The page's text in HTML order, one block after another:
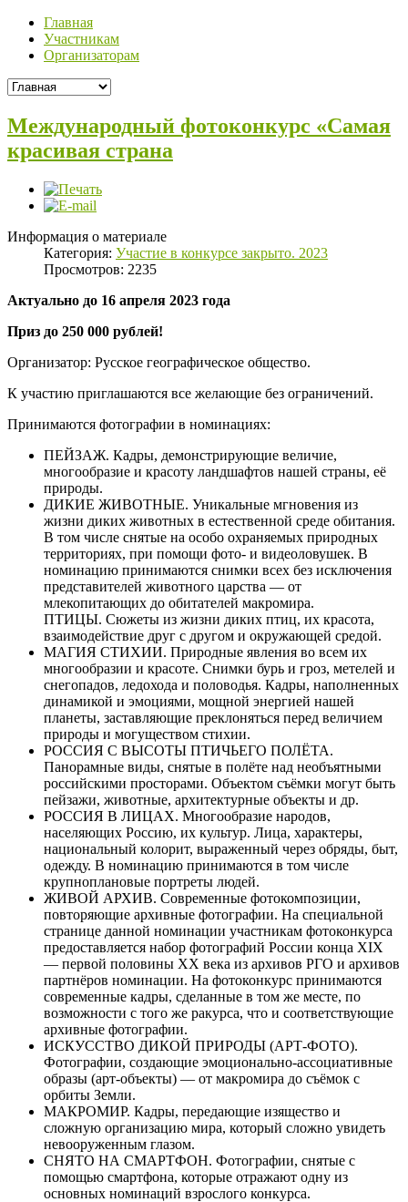
Главная
Участникам
Организаторам
Международный фотоконкурс «Самая
красивая страна
Информация о материале
Категория: Участие в конкурсе закрыто. 2023
Просмотров: 2235
Актуально до 16 апреля 2023 года
Приз до 250 000 рублей!
Организатор: Русское географическое общество.
К участию приглашаются все желающие без ограничений.
Принимаются фотографии в номинациях:
ПЕЙЗАЖ. Кадры, демонстрирующие величие,
многообразие и красоту ландшафтов нашей страны, её
природы.
ДИКИЕ ЖИВОТНЫЕ. Уникальные мгновения из
жизни диких животных в естественной среде обитания.
В том числе снятые на особо охраняемых природных
территориях, при помощи фото- и видеоловушек. В
номинацию принимаются снимки всех без исключения
представителей животного царства — от
млекопитающих до обитателей макромира.
ПТИЦЫ. Сюжеты из жизни диких птиц, их красота,
взаимодействие друг с другом и окружающей средой.
МАГИЯ СТИХИИ. Природные явления во всем их
многообразии и красоте. Снимки бурь и гроз, метелей и
снегопадов, ледохода и половодья. Кадры, наполненных
динамикой и эмоциями, мощной энергией нашей
планеты, заставляющие преклоняться перед величием
природы и могуществом стихии.
РОССИЯ С ВЫСОТЫ ПТИЧЬЕГО ПОЛЁТА.
Панорамные виды, снятые в полёте над необъятными
российскими просторами. Объектом съёмки могут быть
пейзажи, животные, архитектурные объекты и др.
РОССИЯ В ЛИЦАХ. Многообразие народов,
населяющих Россию, их культур. Лица, характеры,
национальный колорит, выраженный через обряды, быт,
одежду. В номинацию принимаются в том числе
крупноплановые портреты людей.
ЖИВОЙ АРХИВ. Современные фотокомпозиции,
повторяющие архивные фотографии. На специальной
странице данной номинации участникам фотоконкурса
предоставляется набор фотографий России конца XIX
— первой половины XX века из архивов РГО и архивов
партнёров номинации. На фотоконкурс принимаются
современные кадры, сделанные в том же месте, по
возможности с того же ракурса, что и соответствующие
архивные фотографии.
ИСКУССТВО ДИКОЙ ПРИРОДЫ (АРТ-ФОТО).
Фотографии, создающие эмоционально-ассоциативные
образы (арт-объекты) — от макромира до съёмок с
орбиты Земли.
МАКРОМИР. Кадры, передающие изящество и
сложную организацию мира, который сложно увидеть
невооруженным глазом.
СНЯТО НА СМАРТФОН. Фотографии, снятые с
помощью смартфона, которые отражают одну из
основных номинаций взрослого конкурса.